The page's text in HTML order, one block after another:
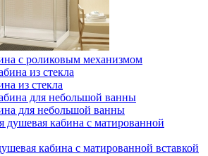
с роликовым механизмом
из стекла
для небольшой ванны
кабина с матированной вставкой